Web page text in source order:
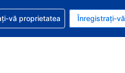
este Dolar american
este Română
cu privire la rezervarea dvs.
vă proprietatea Înregistrați-vă